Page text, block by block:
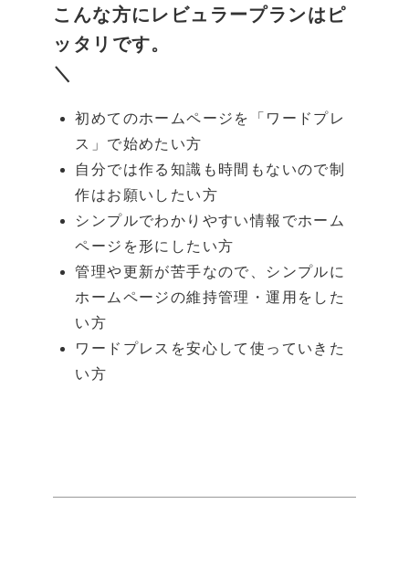
こんな方にレビュラープランはピ
ッタリです。
＼
初めてのホームページを「ワードプレ
ス」で始めたい方
自分では作る知識も時間もないので制
作はお願いしたい方
シンプルでわかりやすい情報でホーム
ページを形にしたい方
管理や更新が苦手なので、シンプルに
ホームページの維持管理・運用をした
い方
ワードプレスを安心して使っていきた
い方